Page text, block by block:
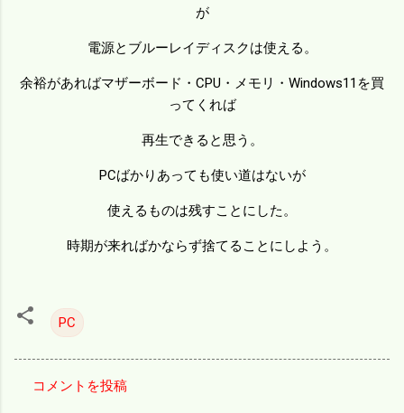
が
電源とブルーレイディスクは使える。
余裕があればマザーボード・CPU・メモリ・Windows11を買
ってくれば
再生できると思う。
PCばかりあっても使い道はないが
使えるものは残すことにした。
時期が来ればかならず捨てることにしよう。
PC
コメントを投稿